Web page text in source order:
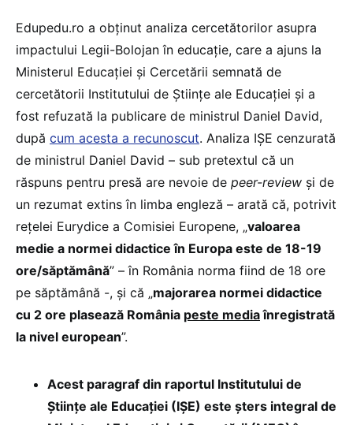
Edupedu.ro a obținut analiza cercetătorilor asupra
impactului Legii-Bolojan în educație, care a ajuns la
Ministerul Educației și Cercetării semnată de
cercetătorii Institutului de Științe ale Educației și a
fost refuzată la publicare de ministrul Daniel David,
după cum acesta a recunoscut. Analiza IȘE cenzurată
de ministrul Daniel David – sub pretextul că un
răspuns pentru presă are nevoie de peer-review și de
un rezumat extins în limba engleză – arată că, potrivit
rețelei Eurydice a Comisiei Europene, „valoarea
medie a normei didactice în Europa este de 18-19
ore/săptămână” – în România norma fiind de 18 ore
pe săptămână -, și că „majorarea normei didactice
cu 2 ore plasează România peste mediaînregistrată
la nivel european”.
Acest paragraf din raportul Institutului de
Științe ale Educației (IȘE) este șters integral de